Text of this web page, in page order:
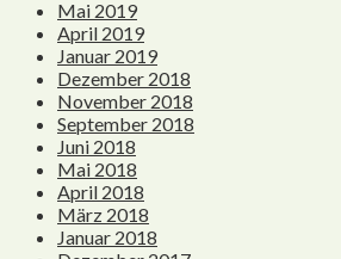
Mai 2019
April 2019
Januar 2019
Dezember 2018
November 2018
September 2018
Juni 2018
Mai 2018
April 2018
März 2018
Januar 2018